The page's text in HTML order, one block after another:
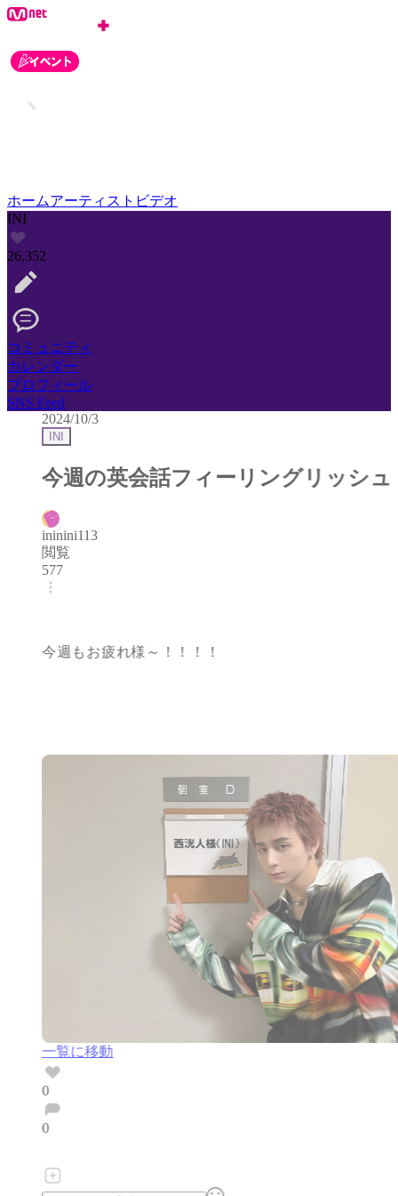
ホームアーティスト ビデオ
INI
26,352
コミュニティ
カレンダー
プロフィール
SNS Feed
2024/10/3
INI
今週の英会話フィーリングリッシュ
ininini113
閲覧
577
今週もお疲れ様～！！！！
一覧に移動
0
0